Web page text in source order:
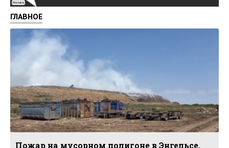
Реклама
ГЛАВНОЕ
Пожар на мусорном полигоне в Энгельсе.